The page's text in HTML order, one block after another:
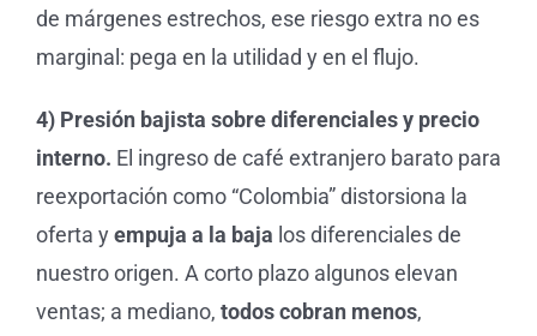
de márgenes estrechos, ese riesgo extra no es
marginal: pega en la utilidad y en el flujo.
4) Presión bajista sobre diferenciales y precio
interno. El ingreso de café extranjero barato para
reexportación como “Colombia” distorsiona la
oferta yempuja a la baja los diferenciales de
nuestro origen. A corto plazo algunos elevan
ventas; a mediano, todos cobran menos,